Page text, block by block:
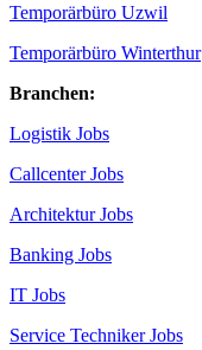
Temporärbüro Uzwil
Temporärbüro Winterthur
Branchen:
Logistik Jobs
Callcenter Jobs
Architektur Jobs
Banking Jobs
IT Jobs
Service Techniker Jobs